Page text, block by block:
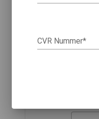
CVR Nummer*